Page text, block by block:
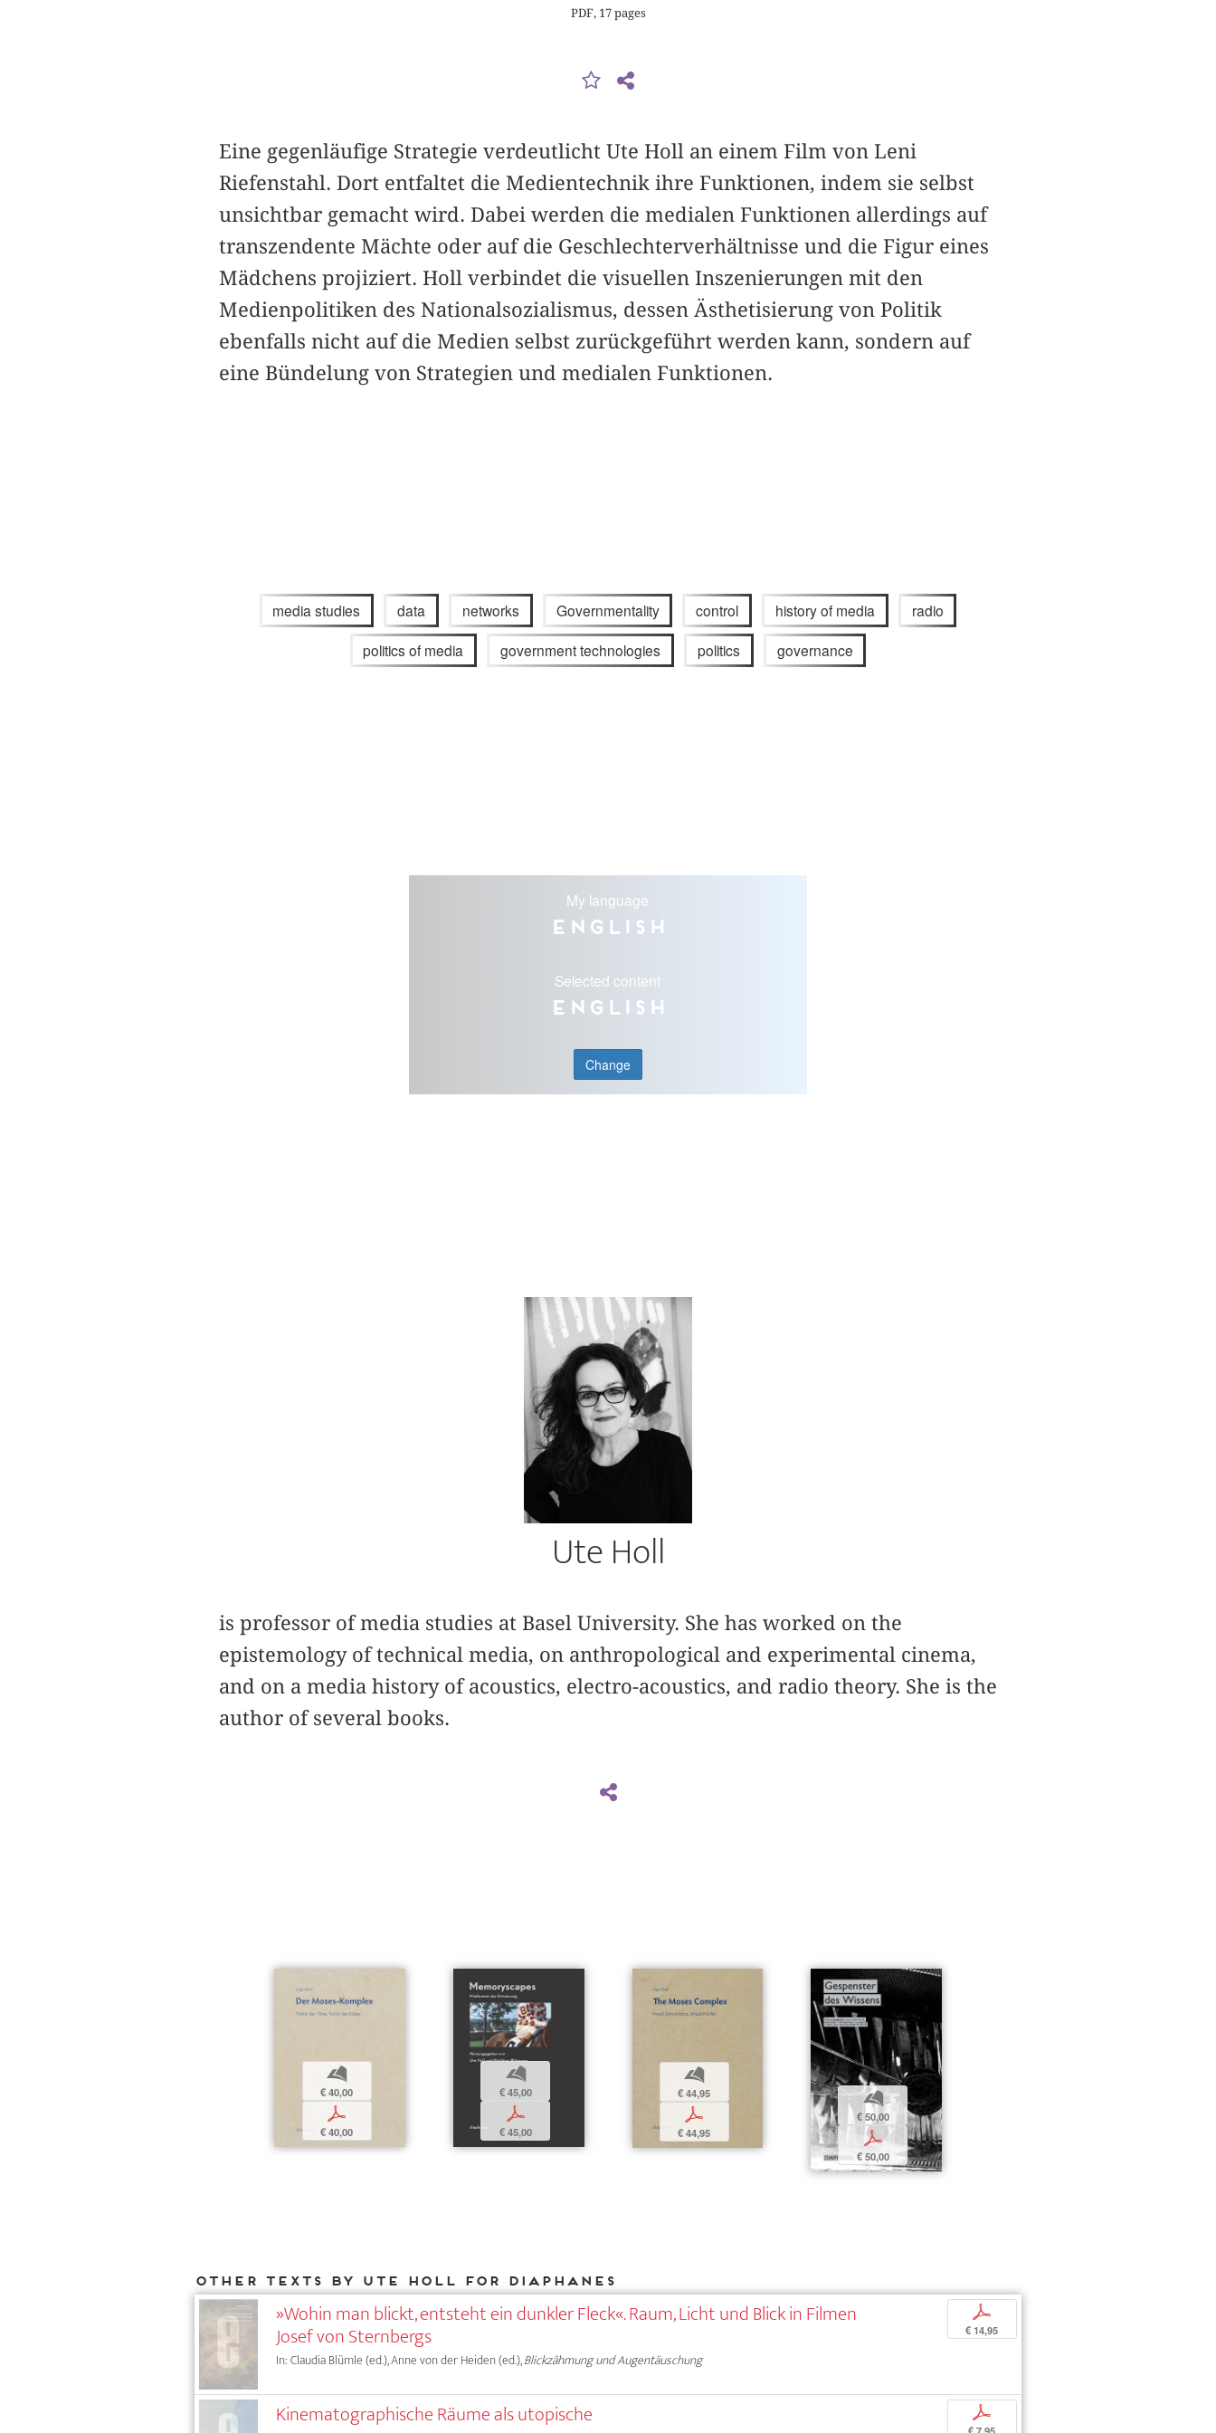
PDF, 17 pages
Eine gegenläufige Strategie verdeutlicht Ute Holl an einem Film von Leni
Riefenstahl. Dort entfaltet die Medientechnik ihre Funktionen, indem sie selbst
unsichtbar gemacht wird. Dabei werden die medialen Funktionen allerdings auf
transzendente Mächte oder auf die Geschlechterverhältnisse und die Figur eines
Mädchens projiziert. Holl verbindet die visuellen Inszenierungen mit den
Medienpolitiken des Nationalsozialismus, dessen Ästhetisierung von Politik
ebenfalls nicht auf die Medien selbst zurückgeführt werden kann, sondern auf
eine Bündelung von Strategien und medialen Funktionen.
media studies data networks Governmentality control history of media radio
politics of media government technologies politics governance
My language
English
Selected content
English
Change
Ute Holl
is professor of media studies at Basel University. She has worked on the
epistemology of technical media, on anthropological and experimental cinema,
and on a media history of acoustics, electro-acoustics, and radio theory. She is the
author of several books.
b
€ 40,00
p
€ 40,00
b
€ 45,00
p
€ 45,00
b
€ 44,95
p
€ 44,95
b
€ 50,00
p
€ 50,00
Other texts by Ute Holl for DIAPHANES
»Wohin man blickt, entsteht ein dunkler Fleck«. Raum, Licht und Blick in Filmen
Josef von Sternbergs
In: Claudia Blümle (ed.), Anne von der Heiden (ed.),Blickzähmung und Augentäuschung
p
€ 14,95
Kinematographische Räume als utopische p
€ 7,95